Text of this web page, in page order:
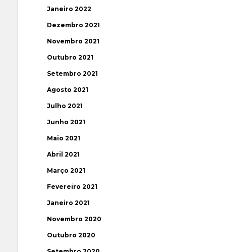
Janeiro 2022
Dezembro 2021
Novembro 2021
Outubro 2021
Setembro 2021
Agosto 2021
Julho 2021
Junho 2021
Maio 2021
Abril 2021
Março 2021
Fevereiro 2021
Janeiro 2021
Novembro 2020
Outubro 2020